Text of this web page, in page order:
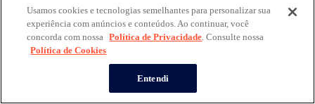
Usamos cookies e tecnologias semelhantes para personalizar sua
experiência com anúncios e conteúdos. Ao continuar, você
concorda com nossa Política de Privacidade. Consulte nossa
Política de Cookies
Entendi